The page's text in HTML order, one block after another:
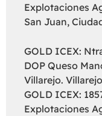
Explotaciones
San Juan,
GOLD ICEX:
DOP Queso
Villarejo.
GOLD ICEX:
Explotaciones